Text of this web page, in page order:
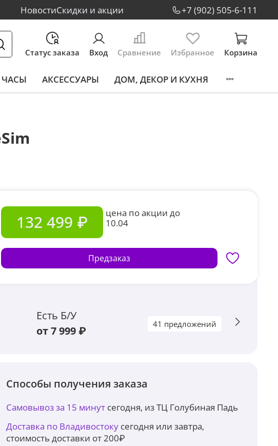
НовостиСкидки и акции +7 (902) 505-6-111
Статус заказа Вход Сравнение Избранное Корзина
АКСЕССУАРЫ ДОМ, ДЕКОР И КУХНЯ
132 499 ₽
цена по акции до
10.04
Предзаказ
Есть Б/У
от 7 999 ₽
41 предложений
Способы получения заказа
Самовывоз за 15 минут сегодня, из ТЦ Голубиная Падь
Доставка по Владивостоку сегодня или завтра,
стоимость доставки от 200₽